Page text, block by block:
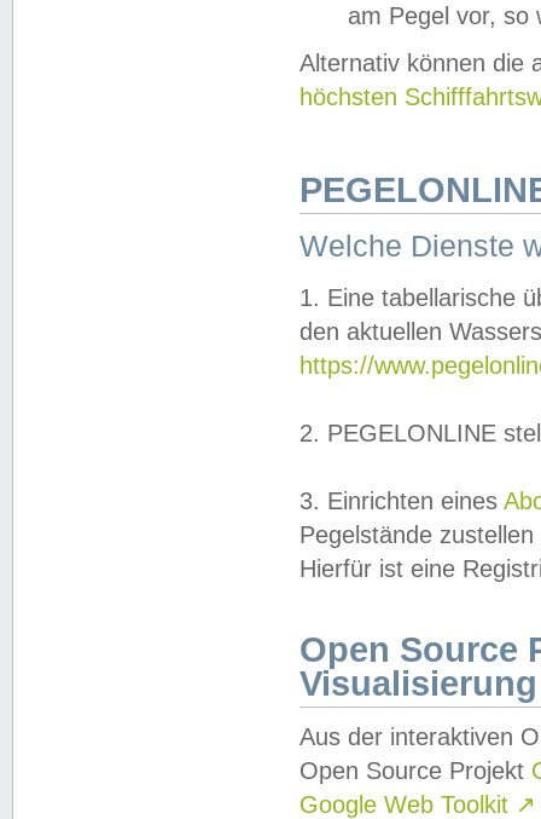
am Pegel vor,
Alternativ können die
höchsten
Welche Dienste
1. Eine tabellarische
den aktuellen
https://
2. PEGELONLINE
3. Einrichten eines
Pegelstände
Hierfür ist eine
Open Source
Visualisierung
Aus der interaktiven
Open Source Projekt
Google Web Toolkit ↗